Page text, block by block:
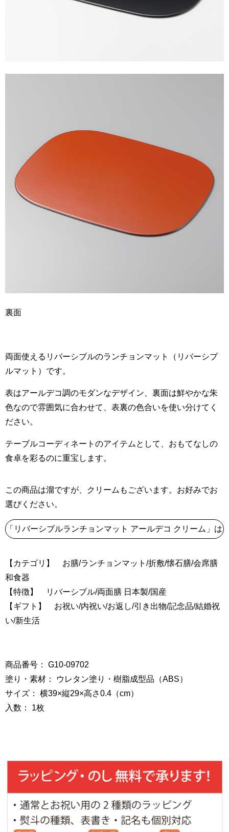
裏面
両面使えるリバーシブルのランチョンマット（リバーシブ
ルマット）です。
表はアールデコ調のモダンなデザイン、裏面は鮮やかな朱
色なので雰囲気に合わせて、表裏の色合いを使い分けてく
ださい。
テーブルコーディネートのアイテムとして、おもてなしの
食卓を彩るのに重宝します。
この商品は溜ですが、クリームもございます。お好みでお
選びください。
「リバーシブルランチョンマット アールデコ クリーム」は
【カテゴリ】 お膳/ランチョンマット/折敷/懐石膳/会席膳
和食器
【特徴】 リバーシブル/両面膳 日本製/国産
【ギフト】 お祝い/内祝い/お返し/引き出物/記念品/結婚祝
い/新生活
商品番号： G10-09702
塗り・素材： ウレタン塗り・樹脂成型品（ABS）
サイズ： 横39×縦29×高さ0.4（cm）
入数： 1枚